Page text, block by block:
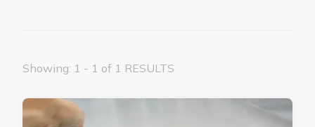
Showing: 1 - 1 of 1 RESULTS